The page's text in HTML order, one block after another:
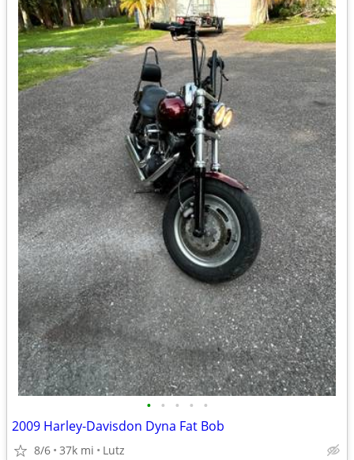
• • • • •
2009 Harley-Davisdon Dyna Fat Bob
8/6 37k mi Lutz